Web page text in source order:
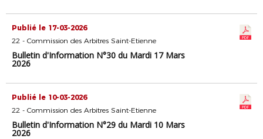
Publié le 17-03-2026
22 - Commission des Arbitres Saint-Etienne
Bulletin d'Information N°30 du Mardi 17 Mars
2026
Publié le 10-03-2026
22 - Commission des Arbitres Saint-Etienne
Bulletin d'Information N°29 du Mardi 10 Mars
2026